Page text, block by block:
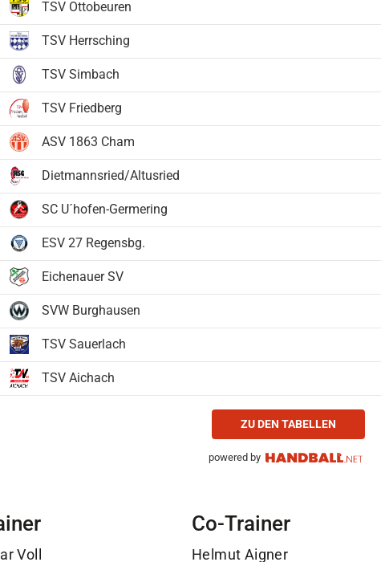
TSV Ottobeuren
TSV Herrsching
TSV Simbach
TSV Friedberg
ASV 1863 Cham
Dietmannsried/Altusried
SC U´hofen-Germering
ESV 27 Regensbg.
Eichenauer SV
SVW Burghausen
TSV Sauerlach
TSV Aichach
ZU DEN TABELLEN
powered by
Voll
Co-Trainer
Helmut Aigner